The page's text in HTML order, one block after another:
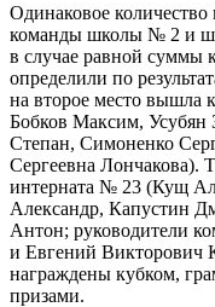
Одинаковое количество
команды школы № 2 и
в случае равной суммы
определили по
на второе место вышла
Бобков Максим,
Степан, Симоненко
Сергеевна Лончакова).
интерната № 23 (Кущ
Александр, Капустин
Антон; руководители
и Евгений Викторович
награждены кубком,
призами.